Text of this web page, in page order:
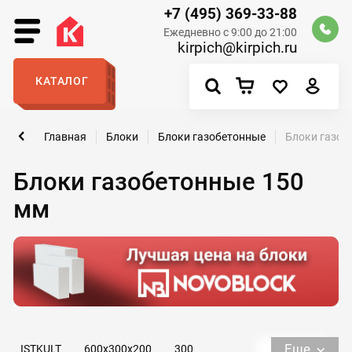
+7 (495) 369-33-88
Ежедневно с 9:00 до 21:00
kirpich@kirpich.ru
КАТАЛОГ
Блоки газобетонные 150
мм
Главная Блоки Блоки газобетонные Блоки
ISTKULT 600х300х200
300